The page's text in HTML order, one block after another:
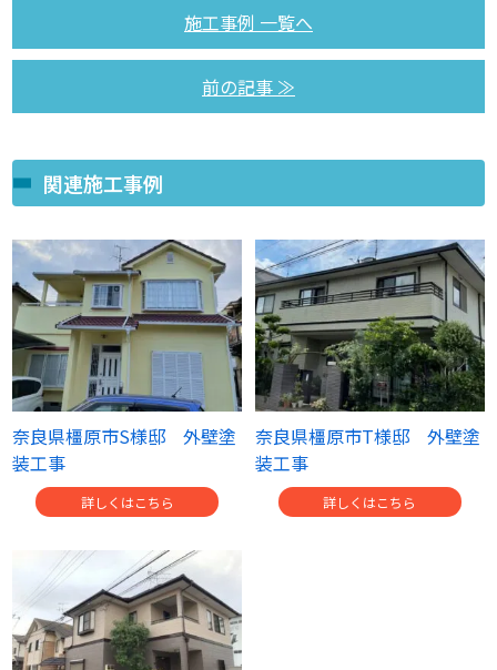
施工事例 一覧へ
前の記事 ≫
関連施工事例
奈良県橿原市S様邸 外壁塗
装工事
詳しくはこちら
奈良県橿原市T様邸 外壁塗
装工事
詳しくはこちら